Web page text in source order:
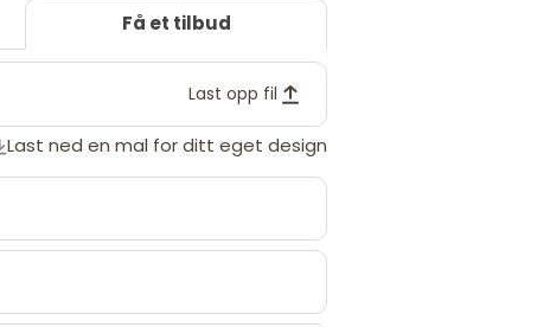
Få et tilbud
Last opp fil
Last ned en mal for ditt eget design